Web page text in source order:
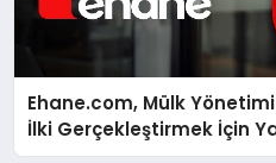
Ehane.com, Mülk
İlki Gerçekleştirmek İçin